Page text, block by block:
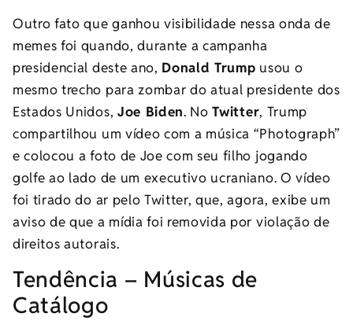
Outro fato que ganhou visibilidade nessa onda de
memes foi quando, durante a campanha
presidencial deste ano, Donald Trump usou o
mesmo trecho para zombar do atual presidente dos
Estados Unidos, Joe Biden. NoTwitter, Trump
compartilhou um vídeo com a música “Photograph”
e colocou a foto de Joe com seu filho jogando
golfe ao lado de um executivo ucraniano. O vídeo
foi tirado do ar pelo Twitter, que, agora, exibe um
aviso de que a mídia foi removida por violação de
direitos autorais.
Tendência – Músicas de
Catálogo